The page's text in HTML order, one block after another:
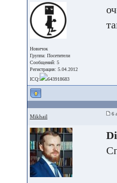
Новичок
Группа: Посетители
Сообщений: 5
Регистрация: 5.04.2012
ICQ:
643918683
Mikhail 6